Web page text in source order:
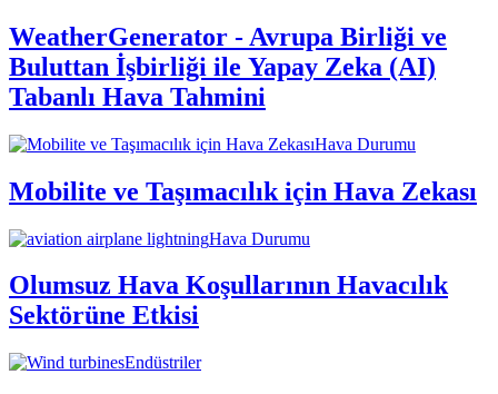
WeatherGenerator - Avrupa Birliği ve
Buluttan İşbirliği ile Yapay Zeka (AI)
Tabanlı Hava Tahmini
Hava Durumu
Mobilite ve Taşımacılık için Hava Zekası
Hava Durumu
Olumsuz Hava Koşullarının Havacılık
Sektörüne Etkisi
Endüstriler